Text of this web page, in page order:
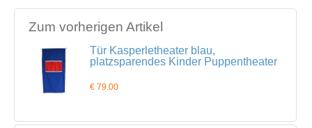
Zum vorherigen Artikel
Tür Kasperletheater blau,
platzsparendes Kinder Puppentheater
€ 79.00